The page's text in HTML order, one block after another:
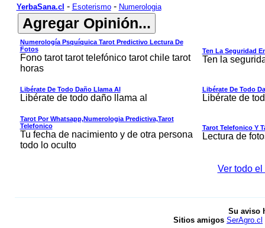
YerbaSana.cl - Esoterismo- Numerologia
Numerología Psquíquica Tarot Predictivo Lectura De
Fotos
Fono tarot tarot telefónico tarot chile tarot
horas
Ten La Seguridad
Ten la
Libérate De Todo Daño Llama Al
Libérate de todo daño llama al
Libérate De Todo
Libérate de
Tarot Por Whatsapp,numerologia Predictiva,tarot
Telefonico
Tu fecha de nacimiento y de otra persona
todo lo oculto
Tarot Telefonico Y
Lectura de
Ver todo
Su aviso
Sitios amigos SerAgro.cl